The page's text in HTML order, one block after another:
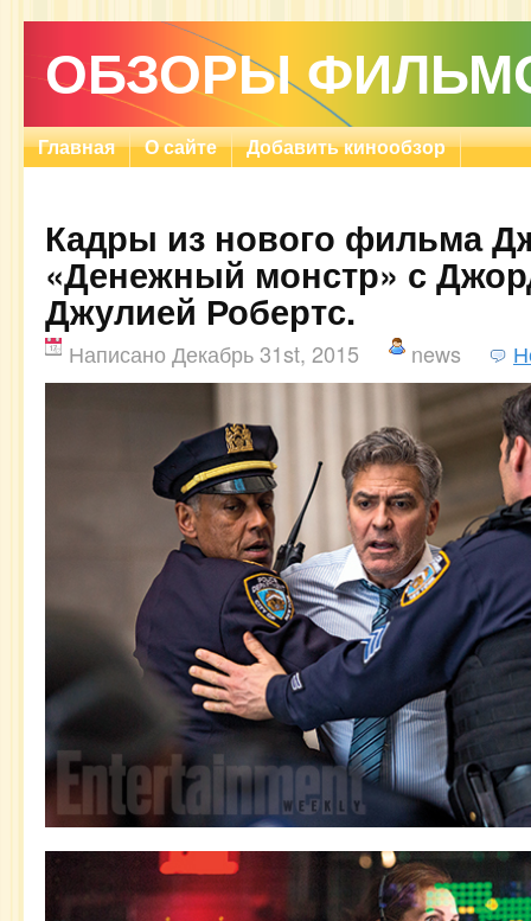
ОБЗОРЫ
Главная О сайте Добавить кинообзор
Кадры из нового фильма
«Денежный монстр» с
Джулией Робертс.
Написано Декабрь 31st, 2015 news